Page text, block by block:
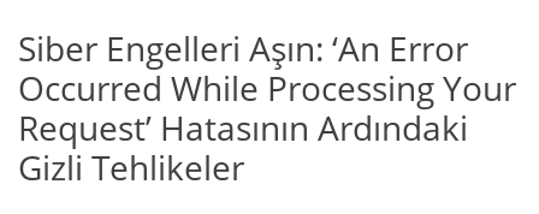
Siber Engelleri Aşın: ‘An Error
Occurred While Processing Your
Request’ Hatasının Ardındaki
Gizli Tehlikeler